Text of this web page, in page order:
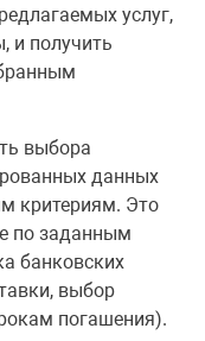
услуг,
и получить
выбора
данных
критериям. Это
по заданным
банковских
выбор
погашения).